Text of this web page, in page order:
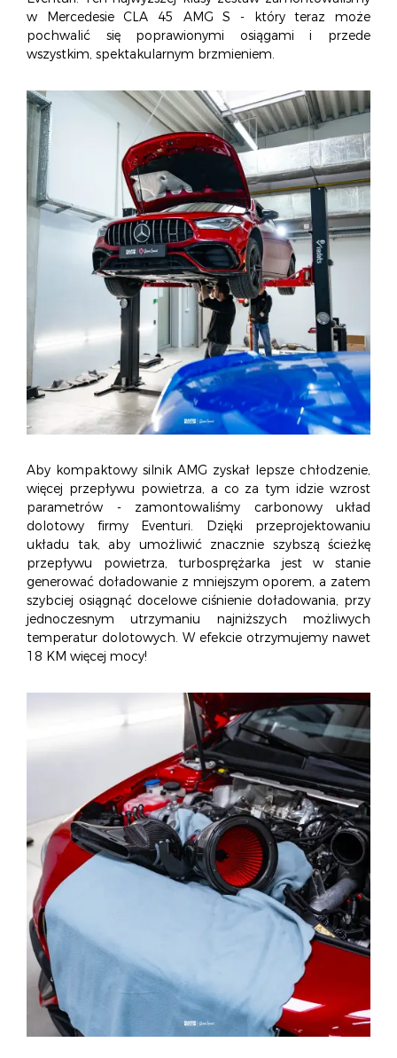
OFERTA BLOG ZOSTAŃ PARTNEREM
w Mercedesie CLA 45 AMG S - który teraz może
pochwalić się poprawionymi osiągami i przede
wszystkim, spektakularnym brzmieniem.
Aby kompaktowy silnik AMG zyskał lepsze chłodzenie,
więcej przepływu powietrza, a co za tym idzie wzrost
parametrów - zamontowaliśmy carbonowy układ
dolotowy firmy Eventuri. Dzięki przeprojektowaniu
układu tak, aby umożliwić znacznie szybszą ścieżkę
przepływu powietrza, turbosprężarka jest w stanie
generować doładowanie z mniejszym oporem, a zatem
szybciej osiągnąć docelowe ciśnienie doładowania, przy
jednoczesnym utrzymaniu najniższych możliwych
temperatur dolotowych. W efekcie otrzymujemy nawet
18 KM więcej mocy!